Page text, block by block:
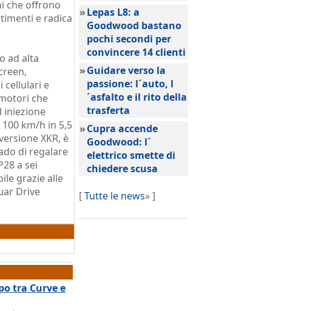
che offrono
e radica
ad alta
cellulari e
che
iniezione
km/h in 5,5
XKR, è
di regalare
a sei
grazie alle
Drive
tra Curve e
»Lepas L8: a
Goodwood bastano
pochi secondi per
convincere 14 clienti
»Guidare verso la
passione: l´auto, l
´asfalto e il rito della
trasferta
»Cupra accende
Goodwood: l´
elettrico smette di
chiedere scusa
[Tutte le news» ]